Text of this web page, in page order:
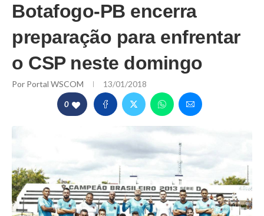
Botafogo-PB encerra
preparação para enfrentar
o CSP neste domingo
Por Portal WSCOM 13/01/2018
0